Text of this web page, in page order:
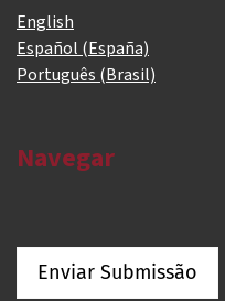
English
Español (España)
Português (Brasil)
Navegar
Enviar Submissão